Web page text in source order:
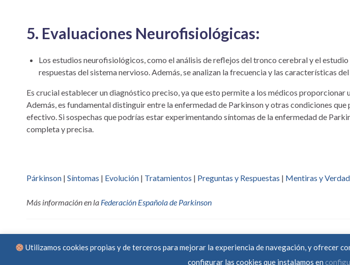
5. Evaluaciones Neurofisiológicas:
Los estudios neurofisiológicos, como el análisis de reflejos del tronco cerebral y el
respuestas del sistema nervioso. Además, se analizan la frecuencia y las características
Es crucial establecer un diagnóstico preciso, ya que esto permite a los médicos
Además, es fundamental distinguir entre la enfermedad de Parkinson y otras condiciones
efectivo. Si sospechas que podrías estar experimentando síntomas de la enfermedad de
completa y precisa.
Párkinson | Síntomas | Evolución | Tratamientos | Preguntas y Respuestas | Mentiras y
Más información en la Federación Española de Parkinson
Utilizamos cookies propias y de terceros para mejorar la experiencia de navegación, y ofrecer
configurar las cookies que instalamos en